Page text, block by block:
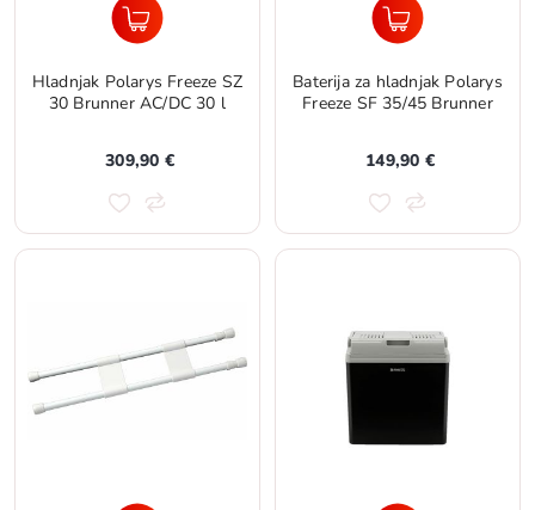
Hladnjak Polarys Freeze SZ
30 Brunner AC/DC 30 l
309,90 €
Baterija za hladnjak Polarys
Freeze SF 35/45 Brunner
149,90 €